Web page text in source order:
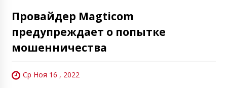
Провайдер Magticom
предупреждает о попытке
мошенничества
Ср Ноя 16 , 2022